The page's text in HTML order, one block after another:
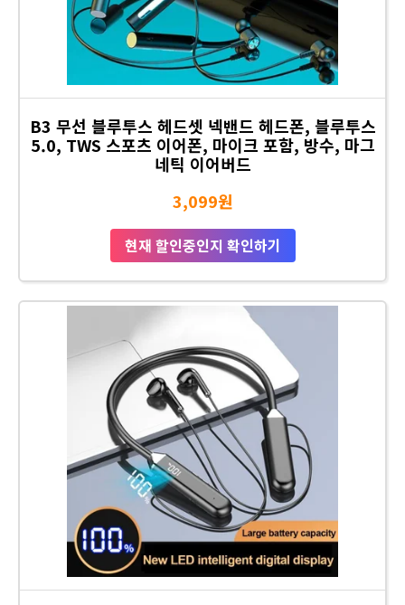
B3 무선 블루투스 헤드셋 넥밴드 헤드폰, 블루투스
5.0, TWS 스포츠 이어폰, 마이크 포함, 방수, 마그
네틱 이어버드
3,099원
현재 할인중인지 확인하기